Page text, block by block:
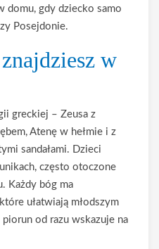
domu, gdy dziecko samo
Posejdonie.
w
greckiej – Zeusa z
Atenę w hełmie i z
sandałami. Dzieci
często otoczone
Każdy bóg ma
ułatwiają młodszym
od razu wskazuje na